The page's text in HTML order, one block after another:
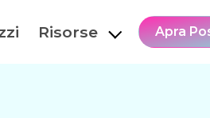
Risorse Apra